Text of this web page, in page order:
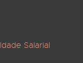
Salarial